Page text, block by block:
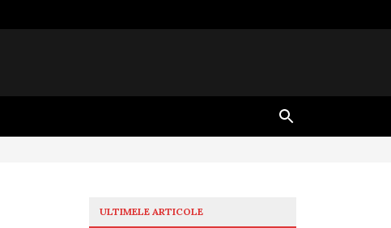
ULTIMELE ARTICOLE